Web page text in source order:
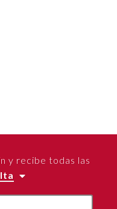
y recibe todas las